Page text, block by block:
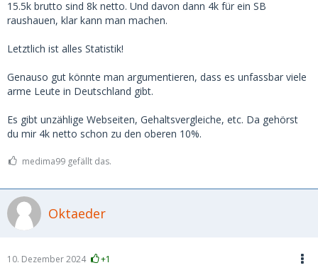
die Augen geöffnet.
https://www.sparkasse.de/pk/ra…naere-in-deutschland.html
Selbst wenn die Hälfte davon nur auf dem Papier Millionär
sind weil die ne abgezahlte Hütte in München oder
Vermögen über 1 Million zum investieren.
viel verdienen. Und es gibt (für mich unerwartet) einfach
mehr oder weniger nicht mal merken.
Daher glaube ich schon, dass es genug Kerle gibt, die, wenn
Für mich persönlich ist das nix, zum einen weil 4k für mich
15.5k brutto sind 8k netto. Und davon dann 4k für ein SB
raushauen, klar kann man machen.
Letztlich ist alles Statistik!
Genauso gut könnte man argumentieren, dass es unfassbar viele
arme Leute in Deutschland gibt.
Es gibt unzählige Webseiten, Gehaltsvergleiche, etc. Da gehörst
du mir 4k netto schon zu den oberen 10%.
medima99 gefällt das.
Oktaeder
10. Dezember 2024 +1